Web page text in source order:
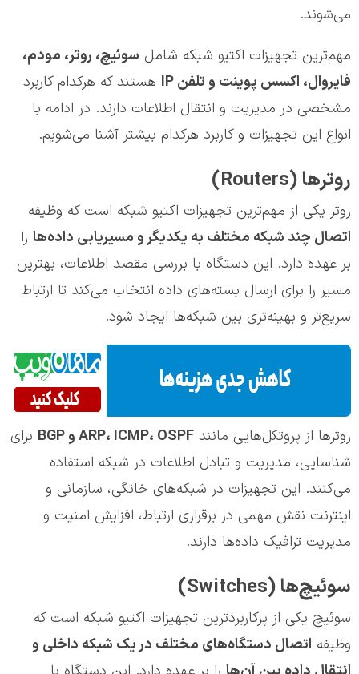
می‌شوند.
مهم‌ترین تجهیزات اکتیو شبکه شامل سوئیچ، روتر، مودم،
فایروال، اکسس پوینت و تلفن IP
هستند که هرکدام کاربرد
مشخصی در مدیریت و انتقال اطلاعات دارند. در ادامه با
انواع این تجهیزات و کاربرد هرکدام بیشتر آشنا می‌شویم.
روترها (Routers)
روتر یکی از مهم‌ترین تجهیزات اکتیو شبکه است که وظیفه
اتصال چند شبکه مختلف به یکدیگر و مسیریابی داده‌ها را
بر عهده دارد. این دستگاه با بررسی مقصد اطلاعات، بهترین
مسیر را برای ارسال بسته‌های داده انتخاب می‌کند تا ارتباط
سریع‌تر و بهینه‌تری بین شبکه‌ها ایجاد شود.
روترها از پروتکل‌هایی مانند ARP، ICMP، OSPF و BGP
برای
شناسایی، مدیریت و تبادل اطلاعات در شبکه استفاده
می‌کنند. این تجهیزات در شبکه‌های خانگی، سازمانی و
اینترنت نقش مهمی در برقراری ارتباط، افزایش امنیت و
مدیریت ترافیک داده‌ها دارند.
سوئیچ‌ها (Switches)
سوئیچ یکی از پرکاربردترین تجهیزات اکتیو شبکه است که
وظیفه اتصال دستگاه‌های مختلف در یک شبکه داخلی و